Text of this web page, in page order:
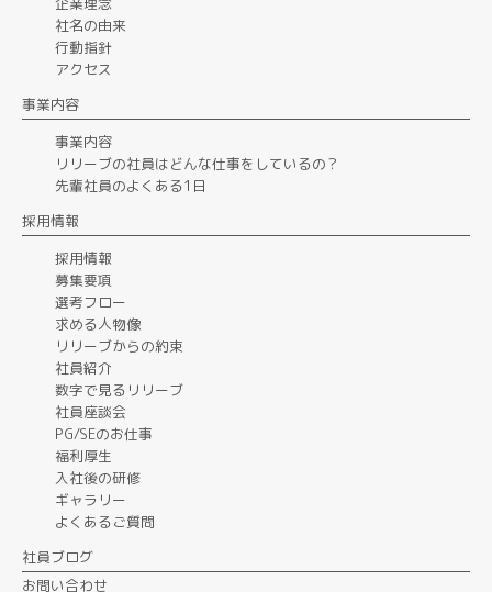
社名の由来
行動指針
アクセス
事業内容
事業内容
リリーブの社員はどんな仕事をしているの？
先輩社員のよくある1日
採用情報
採用情報
募集要項
選考フロー
求める人物像
リリーブからの約束
社員紹介
数字で見るリリーブ
社員座談会
PG/SEのお仕事
福利厚生
入社後の研修
ギャラリー
よくあるご質問
社員ブログ
お問い合わせ